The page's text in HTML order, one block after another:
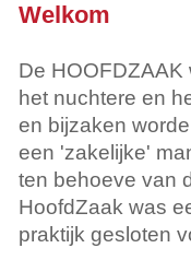
Welkom
De
het nuchtere en
en bijzaken
een 'zakelijke'
ten behoeve van
HoofdZaak was
praktijk gesloten